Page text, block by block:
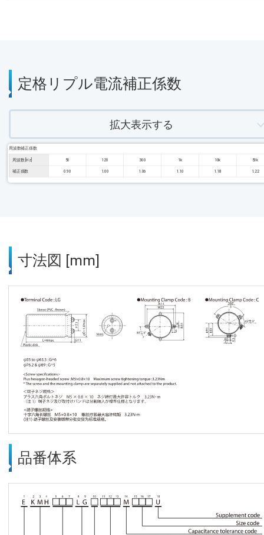
定格リプル電流補正係数
拡大表示する
周波数補正係数
周波数 [Hz] 50 120 300 1k 10k 50k
補正係数 0.90 1.00 1.06 1.10 1.18 1.22
寸法図 [mm]
品番体系